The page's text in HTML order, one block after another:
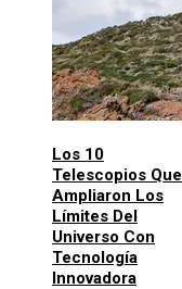
Los 10
Telescopios Que
Ampliaron Los
Límites Del
Universo Con
Tecnología
Innovadora